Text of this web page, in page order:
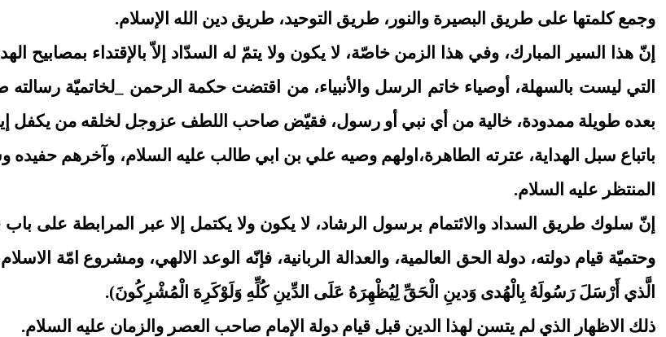
وجمع كلمتها على طريق البصيرة والنور، طريق التوحيد، طريق دين الله الإسلام.
إنّ هذا السير المبارك، وفي هذا الزمن خاصّة، لا يكون ولا يتمّ له السدّاد إلاّ بالإقتداء بمصابيح
التي ليست بالسهلة، أوصياء خاتم الرسل والأنبياء، من اقتضت حكمة الرحمن _لخاتميّة
بعده طويلة ممدودة، خالية من أي نبي أو رسول، فقيّض صاحب اللطف عزوجل لخلقه من يكفل
باتباع سبل الهداية، عترته الطاهرة،اولهم وصيه علي بن ابي طالب عليه السلام، وآخرهم
المنتظر عليه السلام.
إنّ سلوك طريق السداد والائتمام برسول الرشاد، لا يكون ولا يكتمل إلا عبر المرابطة على
وحتميّة قيام دولته، دولة الحق العالمية، والعدالة الربانية، فإنّه الوعد الالهي، ومشروع امّة
الَّذي أَرْسَلَ رَسُولَهُ بِالْهُدى ‏وَدينِ الْحَقِّ لِيُظْهِرَهُ عَلَى الدِّينِ كُلِّهِ وَلَوْكَرِهَ الْمُشْرِكُونَ).
ذلك الاظهار الذي لم يتسن لهذا الدين قبل قيام دولة الإمام صاحب العصر والزمان عليه السلام.